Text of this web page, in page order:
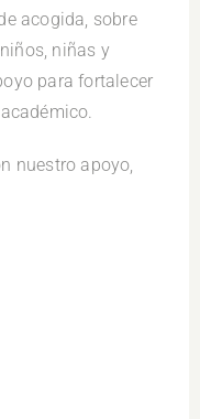
acogida, sobre
niñas y
para fortalecer
nuestro apoyo,